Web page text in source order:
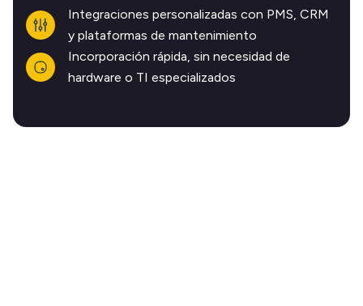
Integraciones personalizadas con PMS, CRM
y plataformas de mantenimiento
Incorporación rápida, sin necesidad de
hardware o TI especializados